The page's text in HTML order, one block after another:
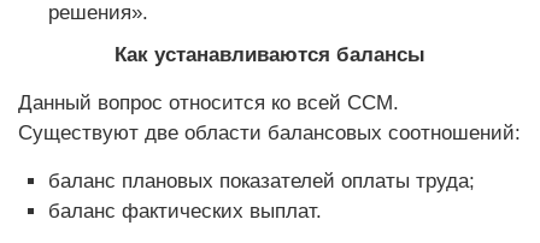
решения».
Как устанавливаются балансы
Данный вопрос относится ко всей ССМ.
Существуют две области балансовых соотношений:
баланс плановых показателей оплаты труда;
баланс фактических выплат.